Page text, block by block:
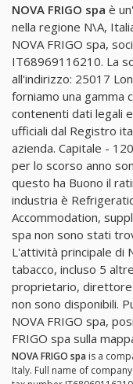
NOVA FRIGO spa è
nella regione N\A,
NOVA FRIGO spa,
IT68969116210. La
all'indirizzo: 25017
forniamo una gamma
contenenti dati legali
ufficiali dal Registro
azienda. Capitale -
per lo scorso anno
questo ha Buono il
industria è
Accommodation,
spa non sono stati
L'attività principale di
tabacco, incluso 5
proprietario, direttore
non sono disponibili.
NOVA FRIGO spa,
FRIGO spa sulla
NOVA FRIGO spa is a
Italy. Full name of